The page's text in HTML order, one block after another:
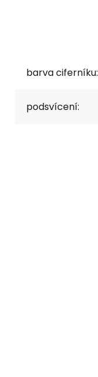
barva ciferníku:
podsvícení: